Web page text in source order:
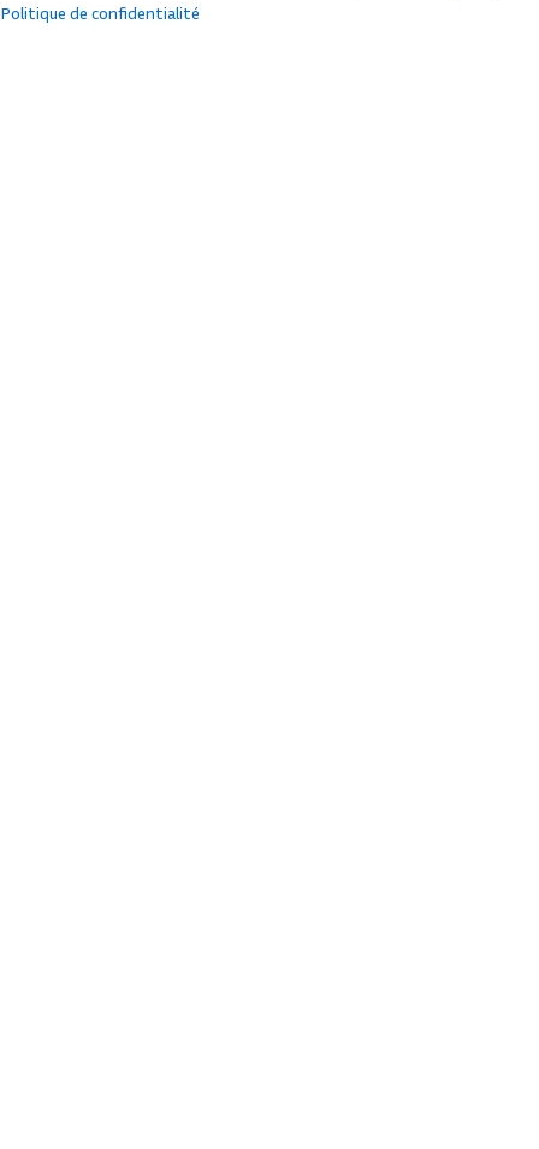
Politique de confidentialité